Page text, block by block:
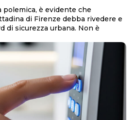
polemica, è evidente che
di Firenze debba rivedere e
di sicurezza urbana. Non è